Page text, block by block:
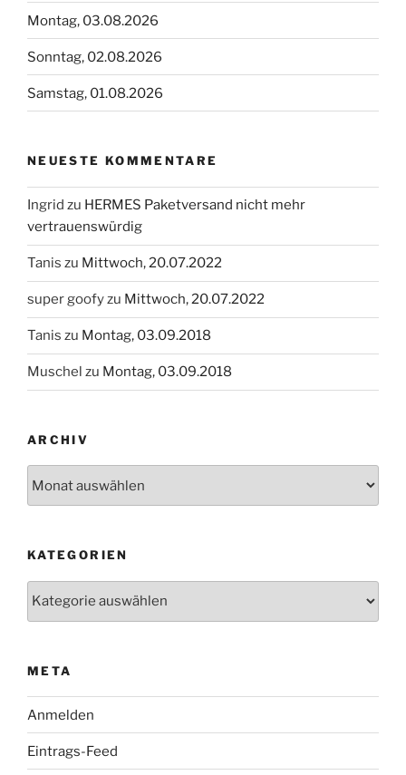
Montag, 03.08.2026
Sonntag, 02.08.2026
Samstag, 01.08.2026
NEUESTE KOMMENTARE
Ingrid zu HERMES Paketversand nicht mehr
vertrauenswürdig
Tanis zu Mittwoch, 20.07.2022
super goofyzu Mittwoch, 20.07.2022
Tanis zu Montag, 03.09.2018
Muschel zu Montag, 03.09.2018
ARCHIV
KATEGORIEN
META
Anmelden
Eintrags-Feed